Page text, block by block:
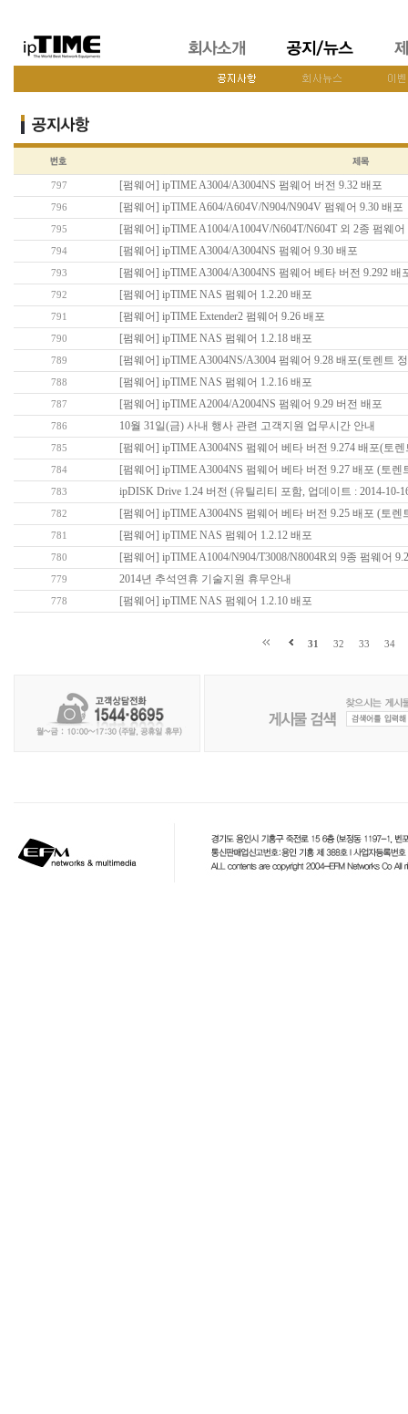
797 [펌웨어] ipTIME A3004/A3004NS 펌웨어 버전 9.32 배포
796 [펌웨어] ipTIME A604/A604V/N904/N904V 펌웨어 9.30 배포
795 [펌웨어] ipTIME A1004/A1004V/N604T/N604T 외 2종 펌웨어
794 [펌웨어] ipTIME A3004/A3004NS 펌웨어 9.30 배포
793 [펌웨어] ipTIME A3004/A3004NS 펌웨어 베타 버전 9.292 배
792 [펌웨어] ipTIME NAS 펌웨어 1.2.20 배포
791 [펌웨어] ipTIME Extender2 펌웨어 9.26 배포
790 [펌웨어] ipTIME NAS 펌웨어 1.2.18 배포
789 [펌웨어] ipTIME A3004NS/A3004 펌웨어 9.28 배포(토렌트
788 [펌웨어] ipTIME NAS 펌웨어 1.2.16 배포
787 [펌웨어] ipTIME A2004/A2004NS 펌웨어 9.29 버전 배포
786 10월 31일(금) 사내 행사 관련 고객지원 업무시간 안내
785 [펌웨어] ipTIME A3004NS 펌웨어 베타 버전 9.274 배포(토
784 [펌웨어] ipTIME A3004NS 펌웨어 베타 버전 9.27 배포 (토렌
783 ipDISK Drive 1.24 버전 (유틸리티 포함, 업데이트 : 2014-10-
782 [펌웨어] ipTIME A3004NS 펌웨어 베타 버전 9.25 배포 (토렌
781 [펌웨어] ipTIME NAS 펌웨어 1.2.12 배포
780 [펌웨어] ipTIME A1004/N904/T3008/N8004R외 9종 펌웨어
779 2014년 추석연휴 기술지원 휴무안내
778 [펌웨어] ipTIME NAS 펌웨어 1.2.10 배포
31 32 33 34